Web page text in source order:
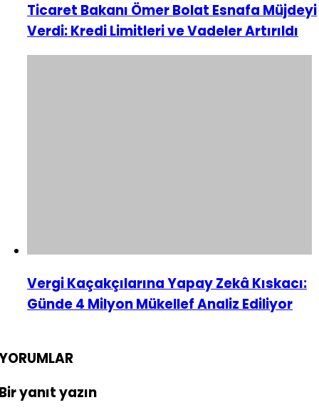
Ticaret Bakanı Ömer Bolat Esnafa Müjdeyi
Verdi: Kredi Limitleri ve Vadeler Artırıldı
Vergi Kaçakçılarına Yapay Zekâ Kıskacı:
Günde 4 Milyon Mükellef Analiz Ediliyor
yanıt yazın